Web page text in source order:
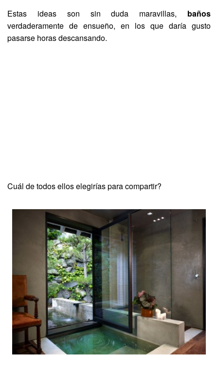
Estas ideas son sin duda maravillas, baños
verdaderamente de ensueño, en los que daría gusto
pasarse horas descansando.
Cuál de todos ellos elegirías para compartir?